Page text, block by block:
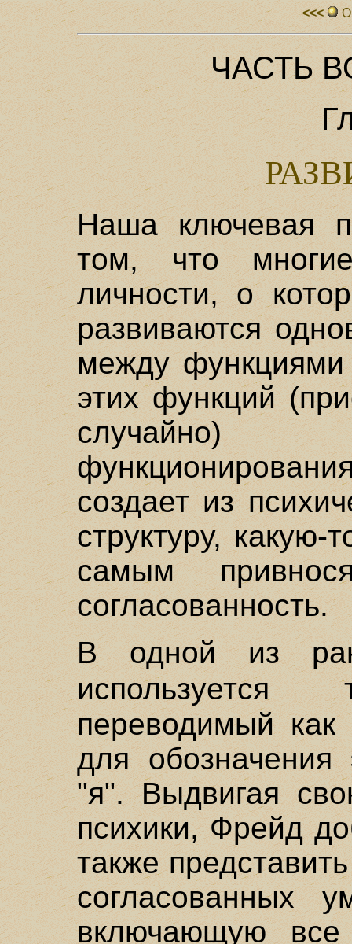
<<<
ЧАСТЬ
Наша ключевая
том, что
личности, о
развиваются
между
этих функций
случайно)
создает из
структуру, какую-
самым
согласованность.
В одной из
переводимый как
для обозначения
"я". Выдвигая
психики, Фрейд
также
согласованных
включающую